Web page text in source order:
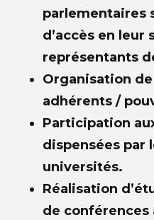
parlementaires
d’accès en leur
représentants
Organisation
adhérents /
Participation
dispensées par
universités.
Réalisation
de conférences